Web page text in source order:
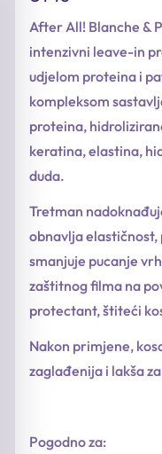
After All! Blanche &
intenzivni leave-in
udjelom proteina i
kompleksom
proteina,
keratina, elastina,
duda.
Tretman
obnavlja elastičnost,
smanjuje pucanje
zaštitnog filma na
protectant, štiteći
Nakon primjene,
zaglađenija i lakša
Pogodno za: